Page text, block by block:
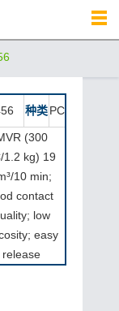
种类 PC
(300
1.2 kg) 19
10 min;
contact
low
easy
release